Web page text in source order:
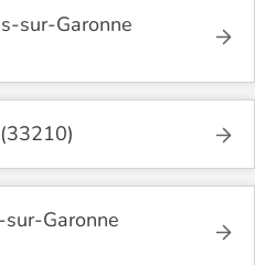
sur-Garonne
Garonne